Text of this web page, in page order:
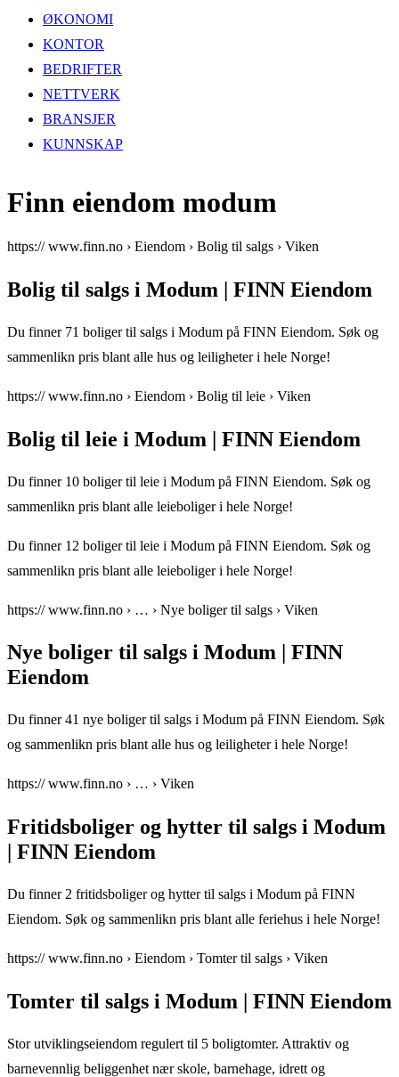
ØKONOMI
KONTOR
BEDRIFTER
NETTVERK
BRANSJER
KUNNSKAP
Finn eiendom modum
https:// www.finn.no › Eiendom › Bolig til salgs › Viken
Bolig til salgs i Modum | FINN Eiendom
Du finner 71 boliger til salgs i Modum på FINN Eiendom. Søk og
sammenlikn pris blant alle hus og leiligheter i hele Norge!
https:// www.finn.no › Eiendom › Bolig til leie › Viken
Bolig til leie i Modum | FINN Eiendom
Du finner 10 boliger til leie i Modum på FINN Eiendom. Søk og
sammenlikn pris blant alle leieboliger i hele Norge!
Du finner 12 boliger til leie i Modum på FINN Eiendom. Søk og
sammenlikn pris blant alle leieboliger i hele Norge!
https:// www.finn.no › … › Nye boliger til salgs › Viken
Nye boliger til salgs i Modum | FINN
Eiendom
Du finner 41 nye boliger til salgs i Modum på FINN Eiendom. Søk
og sammenlikn pris blant alle hus og leiligheter i hele Norge!
https:// www.finn.no › … › Viken
Fritidsboliger og hytter til salgs i Modum
| FINN Eiendom
Du finner 2 fritidsboliger og hytter til salgs i Modum på FINN
Eiendom. Søk og sammenlikn pris blant alle feriehus i hele Norge!
https:// www.finn.no › Eiendom › Tomter til salgs › Viken
Tomter til salgs i Modum | FINN Eiendom
Stor utviklingseiendom regulert til 5 boligtomter. Attraktiv og
barnevennlig beliggenhet nær skole, barnehage, idrett og